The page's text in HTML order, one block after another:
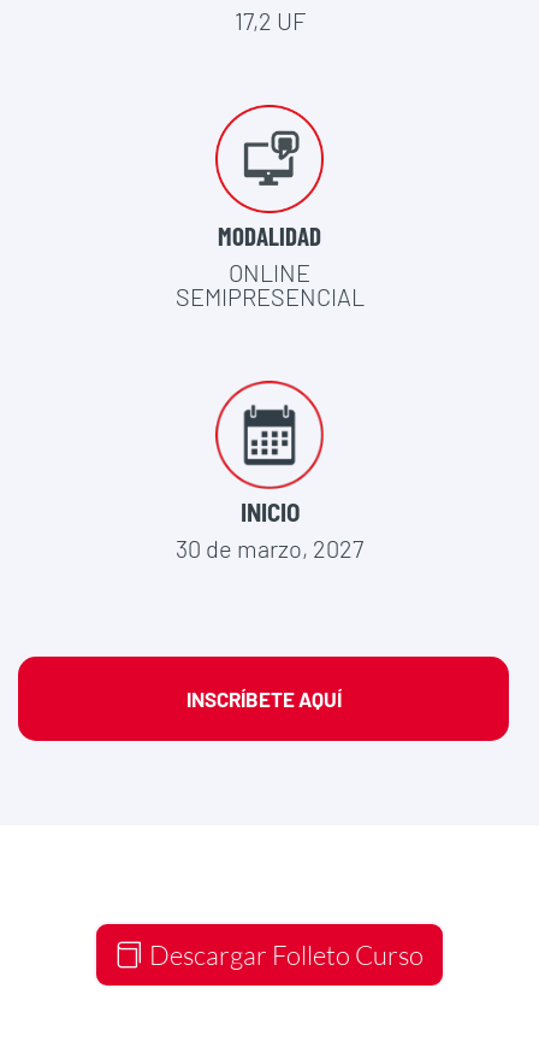
17,2 UF
MODALIDAD
ONLINE
SEMIPRESENCIAL
INICIO
30 de marzo, 2027
INSCRÍBETE AQUÍ
Descargar Folleto Curso